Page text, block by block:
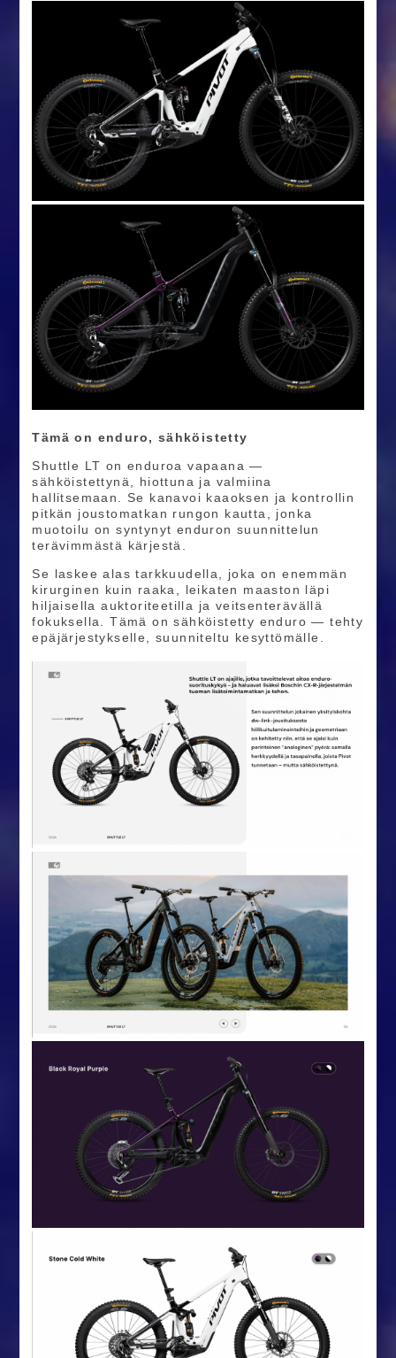
Tämä on enduro, sähköistetty
Shuttle LT on enduroa vapaana —
sähköistettynä, hiottuna ja valmiina
hallitsemaan. Se kanavoi kaaoksen ja kontrollin
pitkän joustomatkan rungon kautta, jonka
muotoilu on syntynyt enduron suunnittelun
terävimmästä kärjestä.
Se laskee alas tarkkuudella, joka on enemmän
kirurginen kuin raaka, leikaten maaston läpi
hiljaisella auktoriteetilla ja veitsenterävällä
fokuksella. Tämä on sähköistetty enduro — tehty
epäjärjestykselle, suunniteltu kesyttömälle.